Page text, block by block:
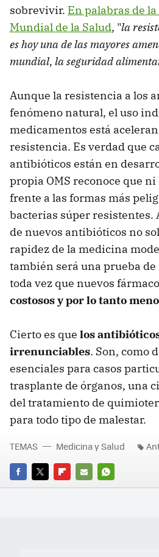
sobrevivir. En palabras de
Mundial de la Salud, "la
es hoy una de las mayores
mundial, la seguridad
Aunque la resistencia a los
fenómeno natural, el uso
medicamentos está
resistencia. Es verdad que
antibióticos están en
propia OMS reconoce que
frente a las formas más
bacterias súper resistentes.
de nuevos antibióticos no
rapidez de la medicina
también será una prueba de
toda vez que nuevos
costosos y por lo tanto
Cierto es que los
irrenunciables. Son, como
esenciales para casos
trasplante de órganos, una
del tratamiento de
para todo tipo de malestar.
FACEBOOK
TWITTERFLIPBOARD
E-
WHATSAPP
TEMAS Medicina y Salud